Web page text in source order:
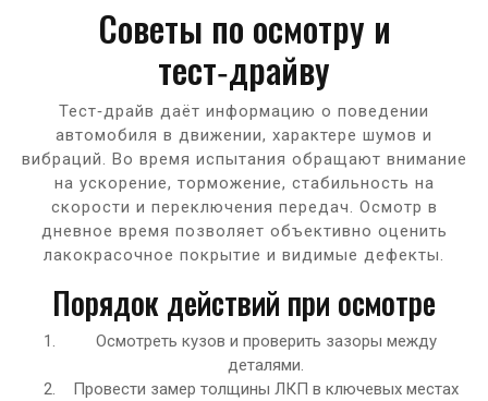
Советы по осмотру и
тест‑драйву
Тест‑драйв даёт информацию о поведении
автомобиля в движении, характере шумов и
вибраций. Во время испытания обращают внимание
на ускорение, торможение, стабильность на
скорости и переключения передач. Осмотр в
дневное время позволяет объективно оценить
лакокрасочное покрытие и видимые дефекты.
Порядок действий при осмотре
Осмотреть кузов и проверить зазоры между
деталями.
Провести замер толщины ЛКП в ключевых местах